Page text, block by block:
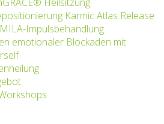
Karmic Atlas Release
Impulsbehandlung
emotionaler Blockaden mit